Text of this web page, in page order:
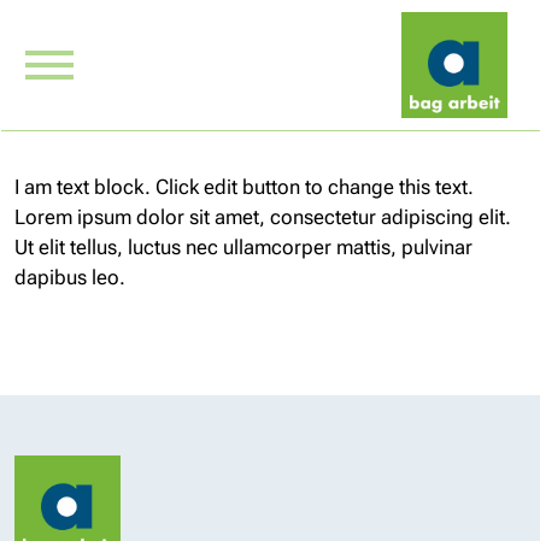
I am text block. Click edit button to change this text.
Lorem ipsum dolor sit amet, consectetur adipiscing elit.
Ut elit tellus, luctus nec ullamcorper mattis, pulvinar
dapibus leo.